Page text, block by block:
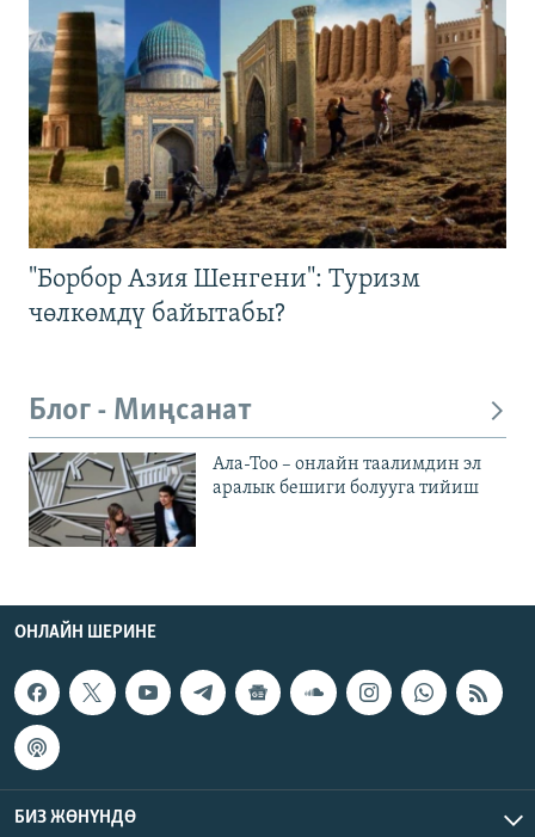
"Борбор Азия Шенгени": Туризм
чөлкөмдү байытабы?
Блог - Миңсанат
Ала-Тоо – онлайн таалимдин эл
аралык бешиги болууга тийиш
ОНЛАЙН ШЕРИНЕ
БИЗ ЖӨНҮНДӨ